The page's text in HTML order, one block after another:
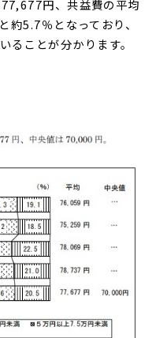
円、共益費の平均
5.7％となっており、
ることが分かります。